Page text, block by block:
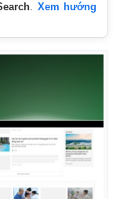
. Xem hướng